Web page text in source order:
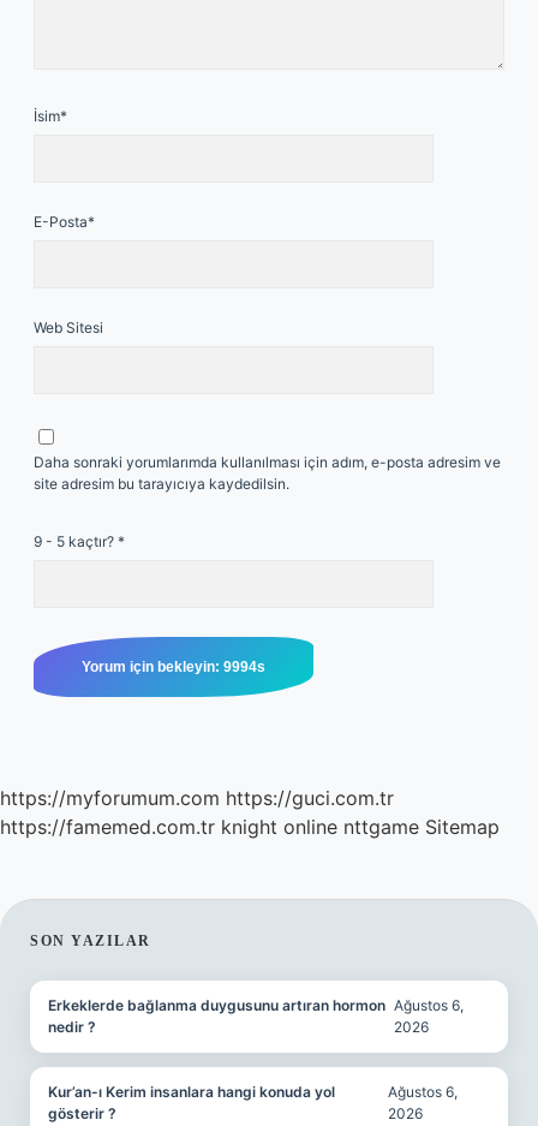
İsim*
E-Posta*
Web Sitesi
Daha sonraki yorumlarımda kullanılması için adım, e-posta adresim ve
site adresim bu tarayıcıya kaydedilsin.
9 - 5 kaçtır? *
https://myforumum.com https://guci.com.tr
https://famemed.com.tr knight online nttgame Sitemap
SIDEBAR
SON YAZILAR
Erkeklerde bağlanma duygusunu artıran hormon
nedir ?
Ağustos 6,
2026
Kur’an-ı Kerim insanlara hangi konuda yol
gösterir ?
Ağustos 6,
2026